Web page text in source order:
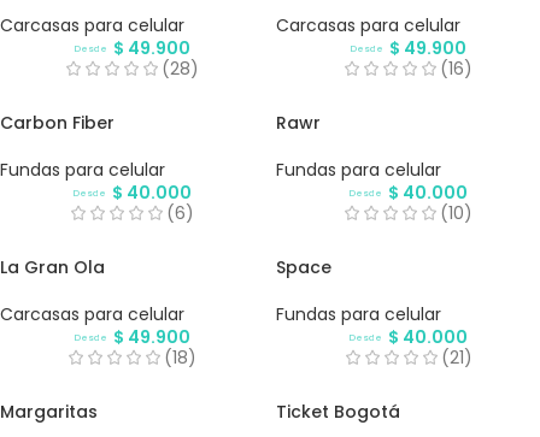
Carcasas para celular
Desde $ 49.900
(28)
Carcasas para celular
Desde $ 49.900
(16)
Carbon Fiber
Fundas para celular
Desde $ 40.000
(6)
Rawr
Fundas para celular
Desde $ 40.000
(10)
La Gran Ola
Carcasas para celular
Desde $ 49.900
(18)
Space
Fundas para celular
Desde $ 40.000
(21)
Margaritas
Ticket Bogotá